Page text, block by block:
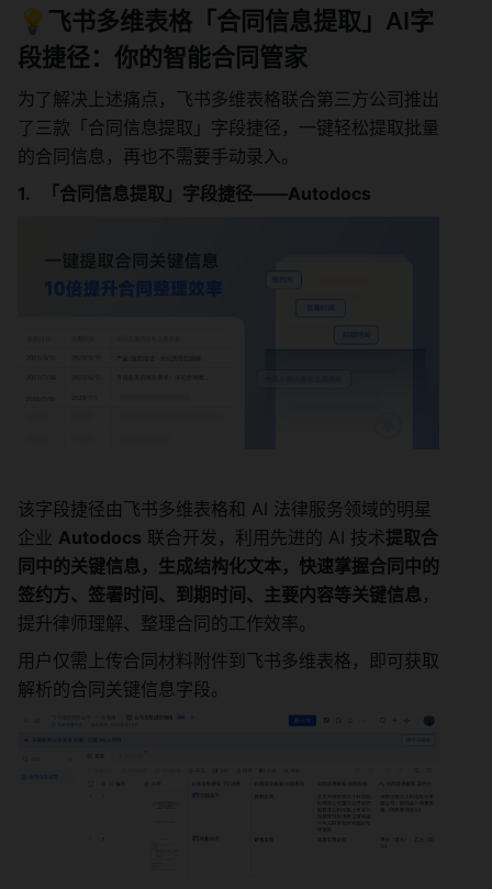
💡飞书多维表格「合同信息提取」AI字
段捷径：你的智能合同管家
为了解决上述痛点，飞书多维表格联合第三方公司推出
了三款「合同信息提取」字段捷径，一键轻松提取批量
的合同信息，再也不需要手动录入。
「合同信息提取」字段捷径——Autodocs
该字段捷径由飞书多维表格和 AI 法律服务领域的明星
企业 Autodocs 联合开发，利用先进的 AI 技术提取合
同中的关键信息，生成结构化文本，快速掌握合同中的
签约方、签署时间、到期时间、主要内容等关键信息 ，
提升律师理解、整理合同的工作效率。
用户仅需上传合同材料附件到飞书多维表格，即可获取
解析的合同关键信息字段。